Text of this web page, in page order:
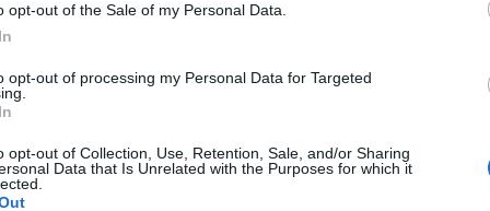
opt-out of the Sale of my Personal Data.
opt-out of processing my Personal Data for Targeted
opt-out of Collection, Use, Retention, Sale, and/or Sharing
Data that Is Unrelated with the Purposes for which it
paese. A Piazza Affari hanno avuto un
titoli come Enel (-8,3%), A2A (-3,7%),
e Terna (-6%). Al deciso rimbalzo di
a 2,67 euro) hanno fatto da
perdite di Bpm (-8,85% a 4 euro).